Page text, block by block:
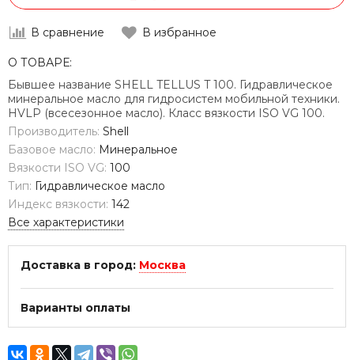
В сравнение В избранное
О ТОВАРЕ:
Бывшее название SHELL TELLUS T 100. Гидравлическое
минеральное масло для гидросистем мобильной техники.
HVLP (всесезонное масло). Класс вязкости ISO VG 100.
Производитель: Shell
Базовое масло: Минеральное
Вязкости ISO VG: 100
Тип: Гидравлическое масло
Индекс вязкости: 142
Все характеристики
Доставка в город: Москва
Варианты оплаты